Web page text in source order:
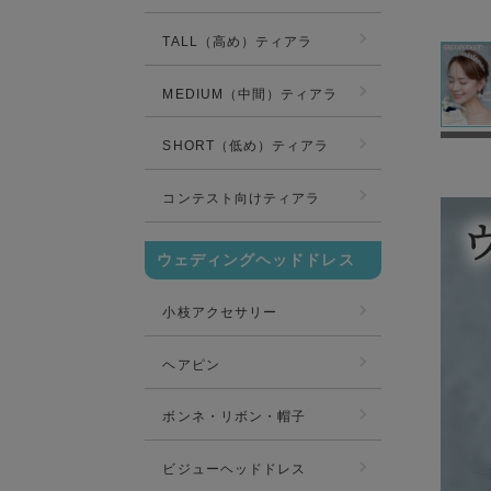
TALL（高め）ティアラ
MEDIUM（中間）ティアラ
SHORT（低め）ティアラ
コンテスト向けティアラ
ウェディングヘッドドレス
小枝アクセサリー
ヘアピン
ボンネ・リボン・帽子
ビジューヘッドドレス